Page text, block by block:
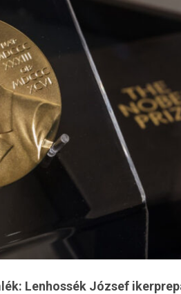
Lenhossék József